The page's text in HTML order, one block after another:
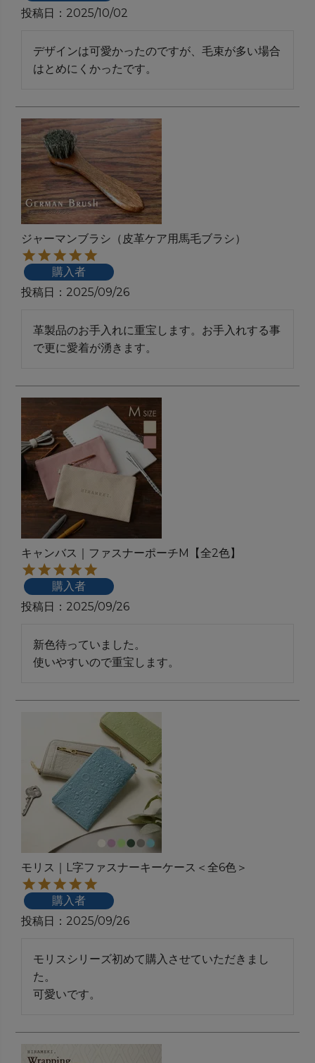
投稿日
2025/10/02
デザインは可愛かったのですが、毛束が多い場合
はとめにくかったです。
ジャーマンブラシ（皮革ケア用馬毛ブラシ）
購入者
投稿日
2025/09/26
革製品のお手入れに重宝します。お手入れする事
で更に愛着が湧きます。
キャンバス｜ファスナーポーチM【全2色】
購入者
投稿日
2025/09/26
新色待っていました。
使いやすいので重宝します。
モリス｜L字ファスナーキーケース＜全6色＞
購入者
投稿日
2025/09/26
モリスシリーズ初めて購入させていただきまし
た。
可愛いです。